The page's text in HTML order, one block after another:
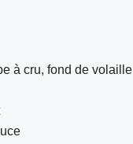
à cru, fond de volaille